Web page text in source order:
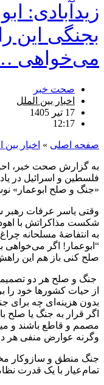
زیدآبادی:
بجنگی این
می‌خواهی
صحت خبر
اخبار بین الملل
17 تیر 1405
12:17
صفحه اصلی » اخبار بین
به گزارش صحت خبر،
فلسطین و اسرائیل در
«جنگ و صلح ابوعمار»
وقتی یاسر عرفات
شکست مذاکراتش با
به انتفاضهٔ مسلحانه
“ابوعمار! اگر
صلح کنی باز هم این
جنگ و صلح هر دو
از حیات کشورها خود را
بدون هزینه‌ای چه برای
اگر قرار به جنگ یا صلح
مصمم و قاطع باشند و
وگرنه عوارض منفی هر
جنگ منطق و سازوکار
تمام‌عیار با یک قدرت